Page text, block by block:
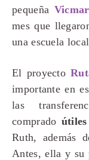
pequeña
mes que
una escuela
El proyecto
importante en
las
comprado útiles
Ruth, además
Antes, ella y